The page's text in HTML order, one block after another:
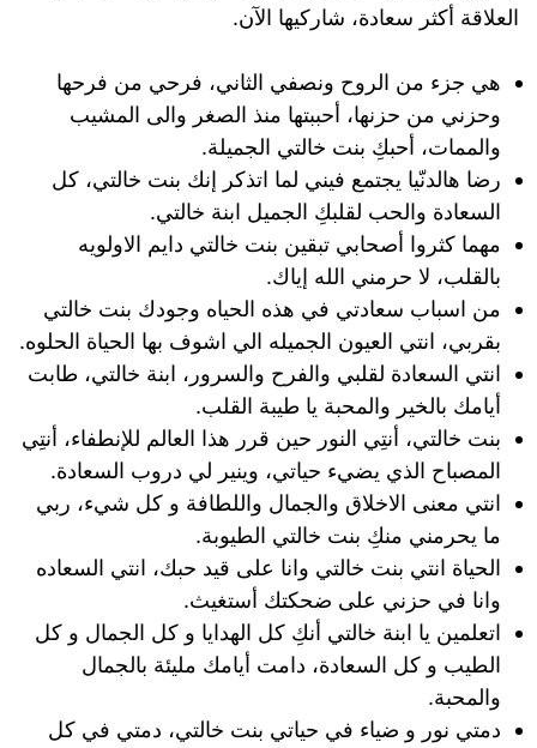
العلاقة أكثر سعادة، شاركيها الآن.
هي جزء من الروح ونصفي الثاني، فرحي من فرحها
وحزني من حزنها، أحببتها منذ الصغر والى المشيب
والممات، أحبكِ بنت خالتي الجميلة.
رضا هالدنّيا يجتمع فيني لما اتذكر إنك بنت خالتي، كل
السعادة والحب لقلبكِ الجميل ابنة خالتي.
مهما كثروا أصحابي تبقين بنت خالتي دايم الاولويه
بالقلب، لا حرمني الله إياك.
من اسباب سعادتي في هذه الحياه وجودك بنت خالتي
بقربي، انتي العيون الجميله الي اشوف بها الحياة الحلوه.
انتي السعادة لقلبي والفرح والسرور، ابنة خالتي، طابت
أيامك بالخير والمحبة يا طيبة القلب.
بنت خالتي، أنتِي النور حين قرر هذا العالم للإنطفاء، أنتِي
المصباح الذي يضيء حياتي، وينير لي دروب السعادة.
انتي معنى الاخلاق والجمال واللطافة و كل شيء، ربي
ما يحرمني منكِ بنت خالتي الطيوبة.
الحياة انتي بنت خالتي وانا على قيد حبك، انتي السعاده
وانا في حزني على ضحكتك أستغيث.
اتعلمين يا ابنة خالتي أنكِ كل الهدايا و كل الجمال و كل
الطيب و كل السعادة، دامت أيامك مليئة بالجمال
والمحبة.
دمتي نور و ضياء في حياتي بنت خالتي، دمتي في كل